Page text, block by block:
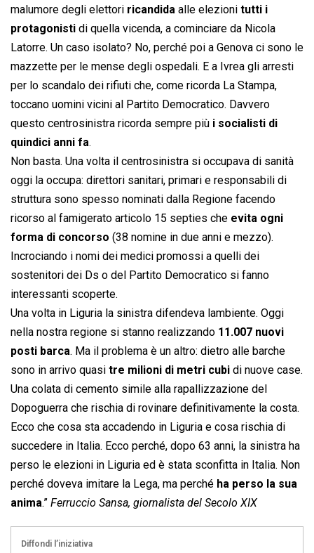
malumore degli elettori ricandida alle elezioni tutti i
protagonisti di quella vicenda, a cominciare da Nicola
Latorre. Un caso isolato? No, perché poi a Genova ci sono le
mazzette per le mense degli ospedali. E a Ivrea gli arresti
per lo scandalo dei rifiuti che, come ricorda La Stampa,
toccano uomini vicini al Partito Democratico. Davvero
questo centrosinistra ricorda sempre più i socialisti di
quindici anni fa.
Non basta. Una volta il centrosinistra si occupava di sanità
oggi la occupa: direttori sanitari, primari e responsabili di
struttura sono spesso nominati dalla Regione facendo
ricorso al famigerato articolo 15 septies che evita ogni
forma di concorso (38 nomine in due anni e mezzo).
Incrociando i nomi dei medici promossi a quelli dei
sostenitori dei Ds o del Partito Democratico si fanno
interessanti scoperte.
Una volta in Liguria la sinistra difendeva lambiente. Oggi
nella nostra regione si stanno realizzando 11.007 nuovi
posti barca. Ma il problema è un altro: dietro alle barche
sono in arrivo quasi tre milioni di metri cubi di nuove case.
Una colata di cemento simile alla rapallizzazione del
Dopoguerra che rischia di rovinare definitivamente la costa.
Ecco che cosa sta accadendo in Liguria e cosa rischia di
succedere in Italia. Ecco perché, dopo 63 anni, la sinistra ha
perso le elezioni in Liguria ed è stata sconfitta in Italia. Non
perché doveva imitare la Lega, ma perché ha perso la sua
anima.” Ferruccio Sansa, giornalista del Secolo XIX
Diffondi l’iniziativa